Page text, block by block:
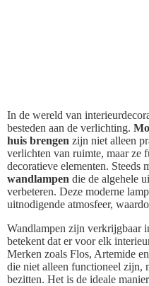
In de wereld van
besteden aan de verlichting.
huis brengen zijn niet alleen
verlichten van ruimte, maar ze
decoratieve elementen. Steeds
wandlampen die de algehele
verbeteren. Deze moderne
uitnodigende atmosfeer,
Wandlampen zijn verkrijgbaar
betekent dat er voor elk
Merken zoals Flos, Artemide
die niet alleen functioneel zijn,
bezitten. Het is de ideale